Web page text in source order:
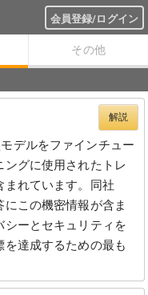
会員登録/ログイン
その他
解説
デルをファインチュー
グに使用されたトレ
まれています。同社
この機密情報が含ま
シーとセキュリティを
達成するための最も